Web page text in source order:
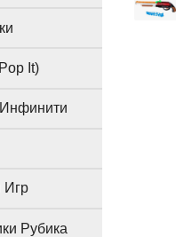
It)
Игр
Рубика